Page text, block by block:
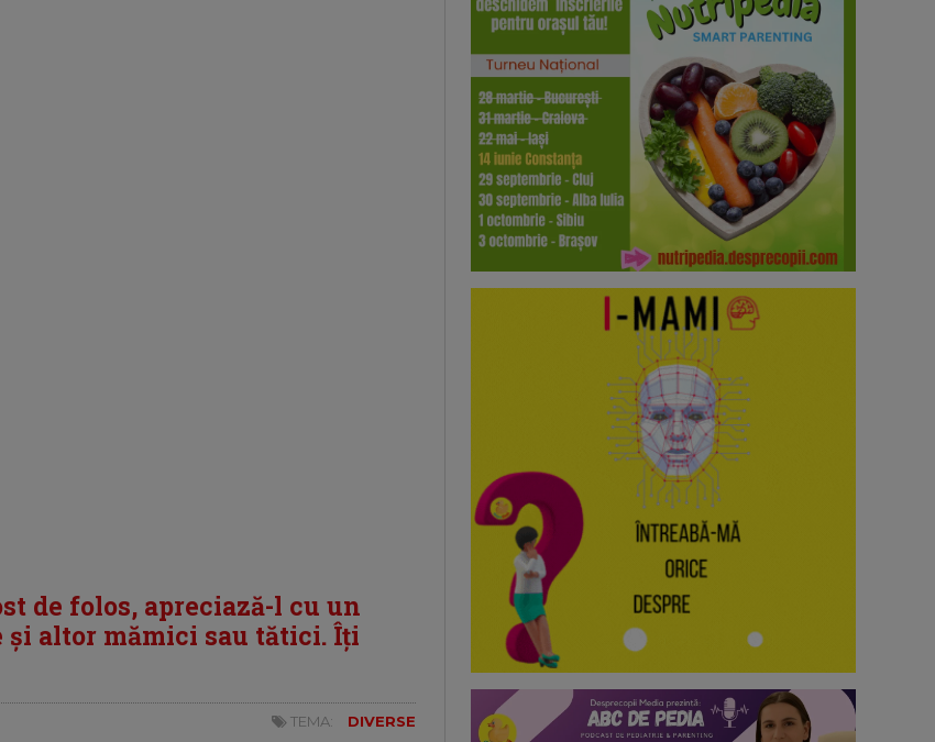
de folos, apreciază-l cu un
altor mămici sau tătici. Îți
TEMA: DIVERSE